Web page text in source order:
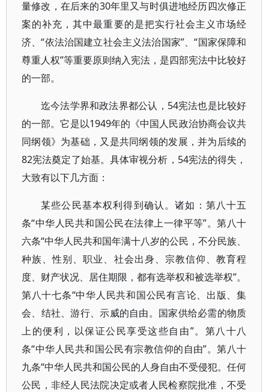
量修改，在后来的30年里又与时俱进地经历四次修正
案的补充，其中最重要的是把实行社会主义市场经
济、“依法治国建立社会主义法治国家”、“国家保障和
尊重人权”等重要原则纳入宪法，是四部宪法中比较好
的一部。
迄今法学界和政法界都公认，54宪法也是比较好
的一部。它是以1949年的《中国人民政治协商会议共
同纲领》为基础，又是共同纲领的发展，并为后续的
82宪法奠定了始基。具体审视分析，54宪法的得失，
大致有以下几方面：
某些公民基本权利得到确认。诸如：第八十五
条“中华人民共和国公民在法律上一律平等”。第八十
六条“中华人民共和国年满十八岁的公民，不分民族、
种族、性别、职业、社会出身、宗教信仰、教育程
度、财产状况、居住期限，都有选举权和被选举权”。
第八十七条“中华人民共和国公民有言论、出版、集
会、结社、游行、示威的自由。国家供给必需的物质
上的便利，以保证公民享受这些自由”。第八十八
条“中华人民共和国公民有宗教信仰的自由”。第八十
九条“中华人民共和国公民的人身自由不受侵犯。任何
公民，非经人民法院决定或者人民检察院批准，不受